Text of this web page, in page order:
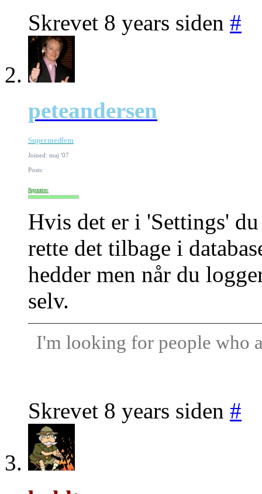
Skrevet 8 years siden #
peteandersen
Supermedlem
Joined: maj '07
Posts:
Reputation:
Hvis det er i 'Settings'
rette det tilbage i
hedder men når du
selv.
I'm looking for people who
Skrevet 8 years siden #